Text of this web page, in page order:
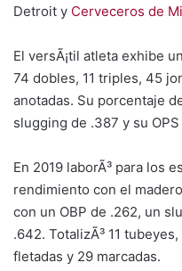
Detroit y Cerveceros de
El versÃ¡til atleta exhibe
74 dobles, 11 triples, 45
anotadas. Su porcentaje
slugging de .387 y su
En 2019 laborÃ³ para los
rendimiento con el
con un OBP de .262, un
.642. TotalizÃ³ 11
fletadas y 29 marcadas.